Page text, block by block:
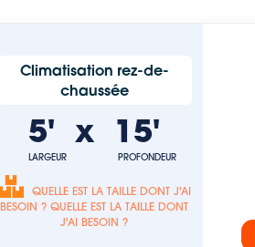
Climatisation rez-de-
chaussée
5'
LARGEUR
x 15'
PROFONDEUR
QUELLE EST LA TAILLE DONT J'AI
BESOIN ? QUELLE EST LA TAILLE DONT
J'AI BESOIN ?